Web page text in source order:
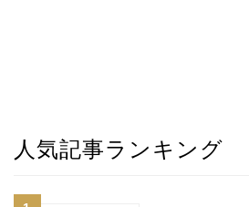
人気記事ランキング